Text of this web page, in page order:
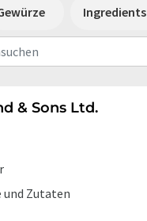
Ingredients
& Sons Ltd.
und Zutaten